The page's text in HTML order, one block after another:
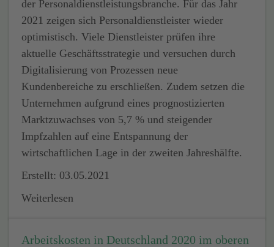
der Personaldienstleistungsbranche. Für das Jahr
2021 zeigen sich Personaldienstleister wieder
optimistisch. Viele Dienstleister prüfen ihre
aktuelle Geschäftsstrategie und versuchen durch
Digitalisierung von Prozessen neue
Kundenbereiche zu erschließen. Zudem setzen die
Unternehmen aufgrund eines prognostizierten
Marktzuwachses von 5,7 % und steigender
Impfzahlen auf eine Entspannung der
wirtschaftlichen Lage in der zweiten Jahreshälfte.
Erstellt: 03.05.2021
Weiterlesen
Arbeitskosten in Deutschland 2020 im oberen